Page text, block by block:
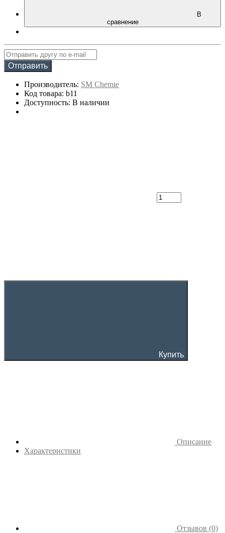
В
сравнение
Отправить
Производитель: SM Chemie
Код товара: b11
Доступность: В наличии
Купить
Описание
Характеристики
Отзывов (0)